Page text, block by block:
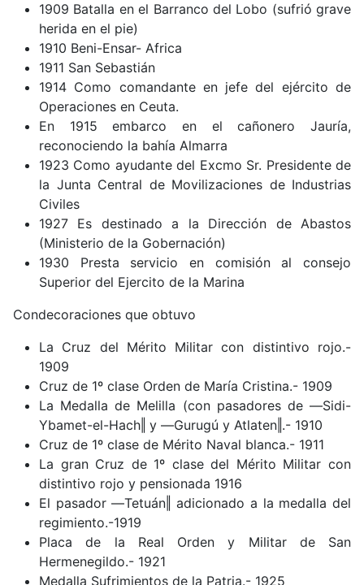
1909 Batalla en el Barranco del Lobo (sufrió grave
herida en el pie)
1910 Beni-Ensar- Africa
1911 San Sebastián
1914 Como comandante en jefe del ejército de
Operaciones en Ceuta.
En 1915 embarco en el cañonero Jauría,
reconociendo la bahía Almarra
1923 Como ayudante del Excmo Sr. Presidente de
la Junta Central de Movilizaciones de Industrias
Civiles
1927 Es destinado a la Dirección de Abastos
(Ministerio de la Gobernación)
1930 Presta servicio en comisión al consejo
Superior del Ejercito de la Marina
Condecoraciones que obtuvo
La Cruz del Mérito Militar con distintivo rojo.-
1909
Cruz de 1º clase Orden de María Cristina.- 1909
La Medalla de Melilla (con pasadores de ―Sidi-
Ybamet-el-Hach‖ y ―Gurugú y Atlaten‖.- 1910
Cruz de 1º clase de Mérito Naval blanca.- 1911
La gran Cruz de 1º clase del Mérito Militar con
distintivo rojo y pensionada 1916
El pasador ―Tetuán‖ adicionado a la medalla del
regimiento.-1919
Placa de la Real Orden y Militar de San
Hermenegildo.- 1921
Medalla Sufrimientos de la Patria.- 1925